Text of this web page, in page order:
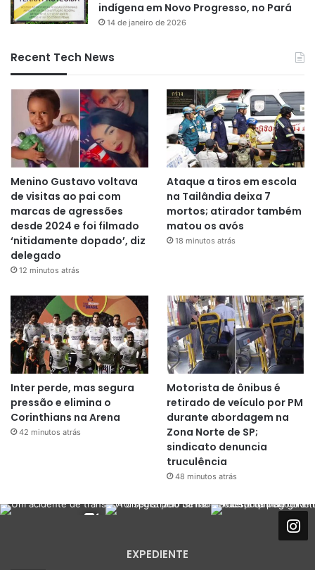
indígena em Novo Progresso, no Pará
14 de janeiro de 2026
Recent Tech News
Menino Gustavo voltava
de visitas ao pai com
marcas de agressões
desde 2024 e foi filmado
‘nitidamente dopado’, diz
delegado
12 minutos atrás
Ataque a tiros em escola
na Tailândia deixa 7
mortos; atirador também
matou os avós
18 minutos atrás
Inter perde, mas segura
pressão e elimina o
Corinthians na Arena
42 minutos atrás
Motorista de ônibus é
retirado de veículo por PM
durante abordagem na
Zona Norte de SP;
sindicato denuncia
truculência
48 minutos atrás
EXPEDIENTE